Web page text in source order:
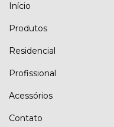
Início
Produtos
Residencial
Profissional
Acessórios
Contato